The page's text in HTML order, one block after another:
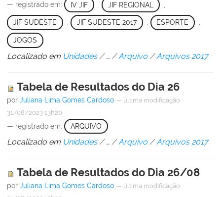
— registrado em: IV JIF JIF REGIONAL
JIF SUDESTE , JIF SUDESTE 2017 , ESPORTE ,
JOGOS
Localizado em Unidades /… /Arquivo /Arquivos 2017
Tabela de Resultados do Dia 26
por Juliana Lima Gomes Cardoso — última modificação
31/08/2023 13h20
— registrado em: ARQUIVO
Localizado em Unidades /… /Arquivo /Arquivos 2017
Tabela de Resultados do Dia 26/08
por Juliana Lima Gomes Cardoso — última modificação